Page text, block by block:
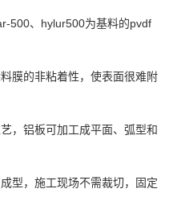
500、hylur500为基料的pvdf
膜的非粘着性，使表面很难附
，铝板可加工成平面、弧型和
型，施工现场不需裁切，固定